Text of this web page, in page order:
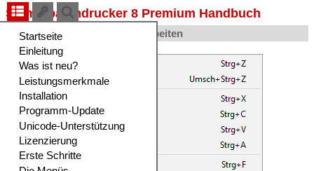
Stammbaumdrucker 8 Premium Handbuch
Textverarbeitungs-Menü Bearbeiten